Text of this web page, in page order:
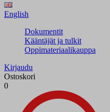
English
Dokumentit
Kääntäjät ja tulkit
Oppimateriaalikauppa
Kirjaudu
Ostoskori
0